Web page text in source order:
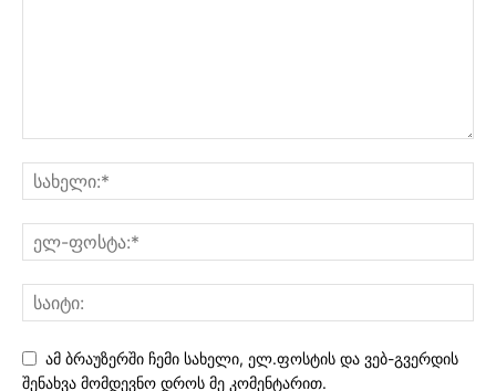
ამ ბრაუზერში ჩემი სახელი, ელ.ფოსტის და ვებ-გვერდის
შენახვა მომდევნო დროს მე კომენტარით.